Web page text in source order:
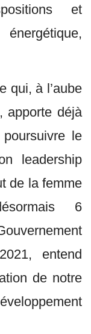
et
qui, à l’aube
apporte déjà
le
leadership
de la femme
6
entend
de notre